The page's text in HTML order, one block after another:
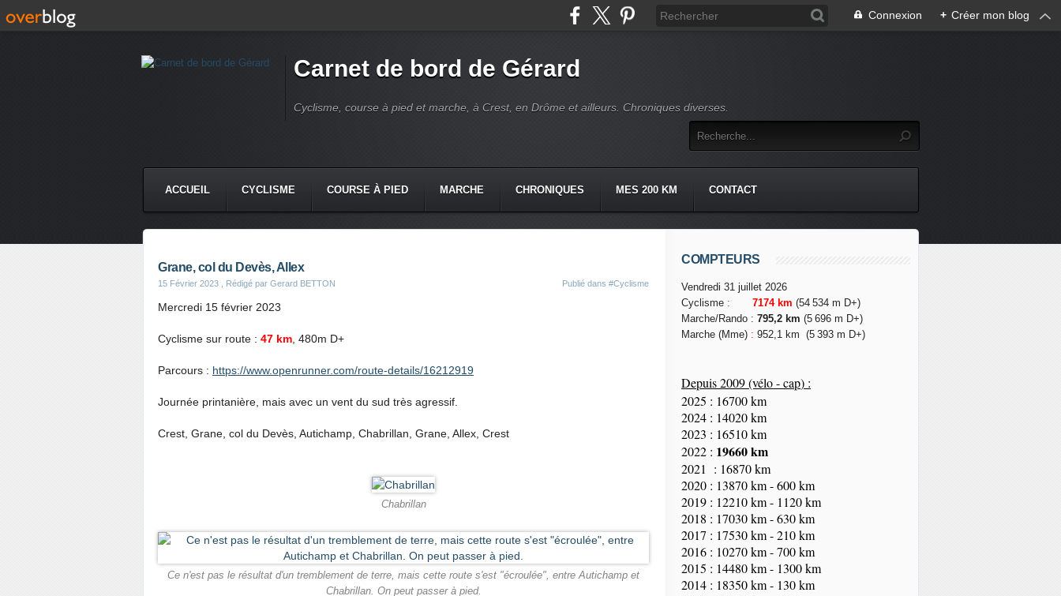
Connexion + Créer mon blog
Carnet de bord de Gérard
Cyclisme, course à pied et marche, à Crest, en Drôme et ailleurs. Chroniques diverses.
ACCUEIL CYCLISME COURSE À PIED MARCHE CHRONIQUES MES 200 KM CONTACT
Grane, col du Devès, Allex
15 Février 2023 , Rédigé par Gerard BETTON Publié dans #Cyclisme
Mercredi 15 février 2023
Cyclisme sur route : 47 km , 480m D+
Parcours : https://www.openrunner.com/route-details/16212919
Journée printanière, mais avec un vent du sud très agressif.
Crest, Grane, col du Devès, Autichamp, Chabrillan, Grane, Allex, Crest
Chabrillan
Ce n'est pas le résultat d'un tremblement de terre, mais cette route s'est "écroulée", entre Autichamp et
Chabrillan. On peut passer à pied.
COMPTEURS
Vendredi 31 juillet 2026
Cyclisme : 7174 km (54 534 m D+)
Marche/Rando : 795,2 km (5 696 m D+)
Marche (Mme) : 952,1 km (5 393 m D+)
Depuis 2009 (vélo - cap) :
2025 : 16700 km
2024 : 14020 km
2023 : 16510 km
2022 : 19660 km
2021 : 16870 km
2020 : 13870 km - 600 km
2019 : 12210 km - 1120 km
2018 : 17030 km - 630 km
2017 : 17530 km - 210 km
2016 : 10270 km - 700 km
2015 : 14480 km - 1300 km
2014 : 18350km- 130 km